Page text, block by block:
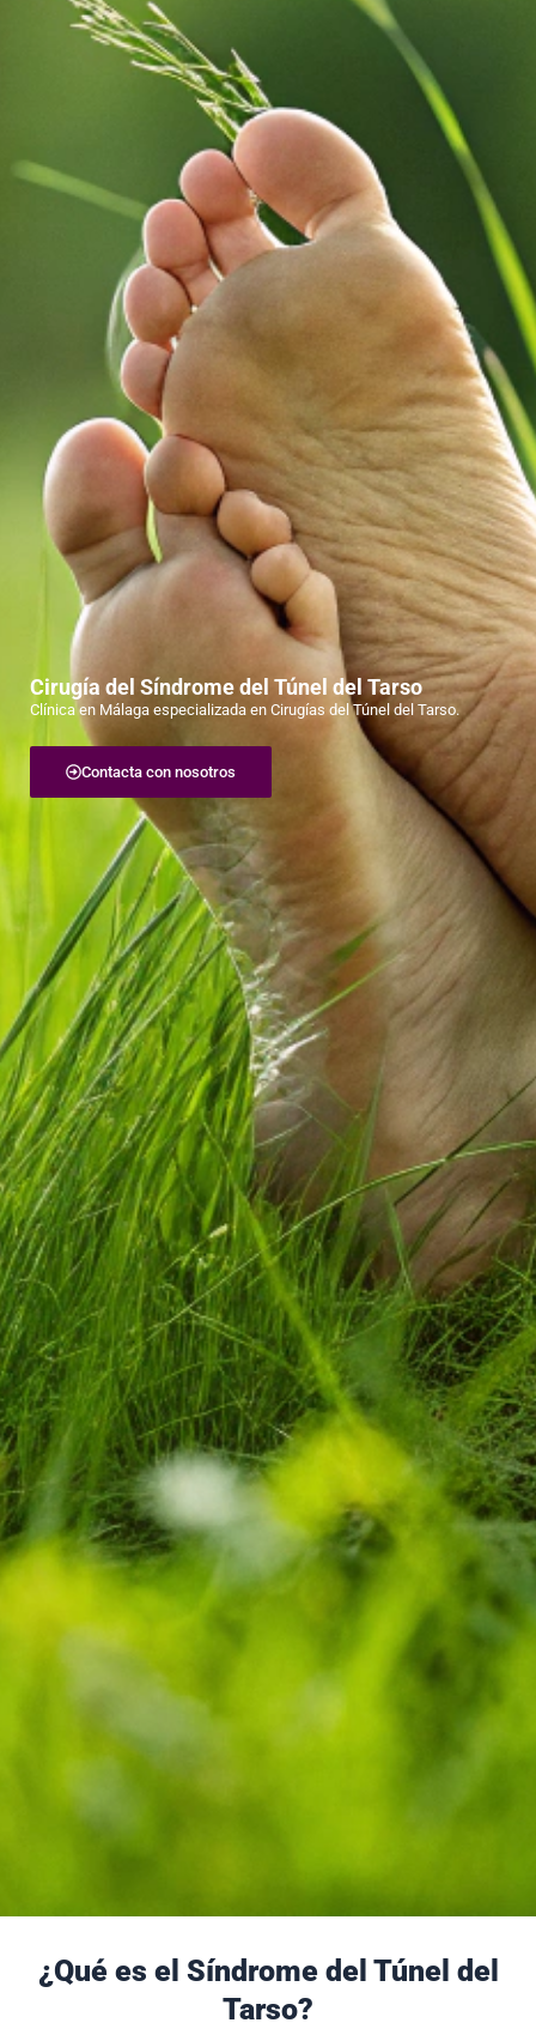
Cirugía del Síndrome del Túnel del Tarso
Clínica en Málaga especializada en Cirugías del Túnel del Tarso.
Contacta con nosotros
¿Qué es el Síndrome del Túnel del
Tarso?